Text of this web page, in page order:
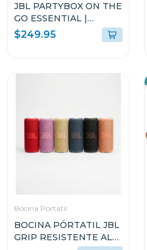
JBL PARTYBOX ON THE
GO ESSENTIAL |
ALTAVOZ PORTÁTIL
PARA FIESTAS CON
$249.95
Bocina Portatil
BOCINA PÓRTATIL JBL
GRIP RESISTENTE AL